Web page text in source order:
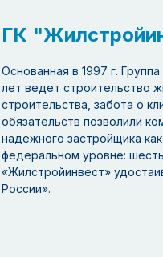
ГК
Основанная в 1997 г.
лет ведет строительство
строительства, забота о
обязательств позволили
надежного застройщика
федеральном уровне:
«Жилстройинвест»
России».